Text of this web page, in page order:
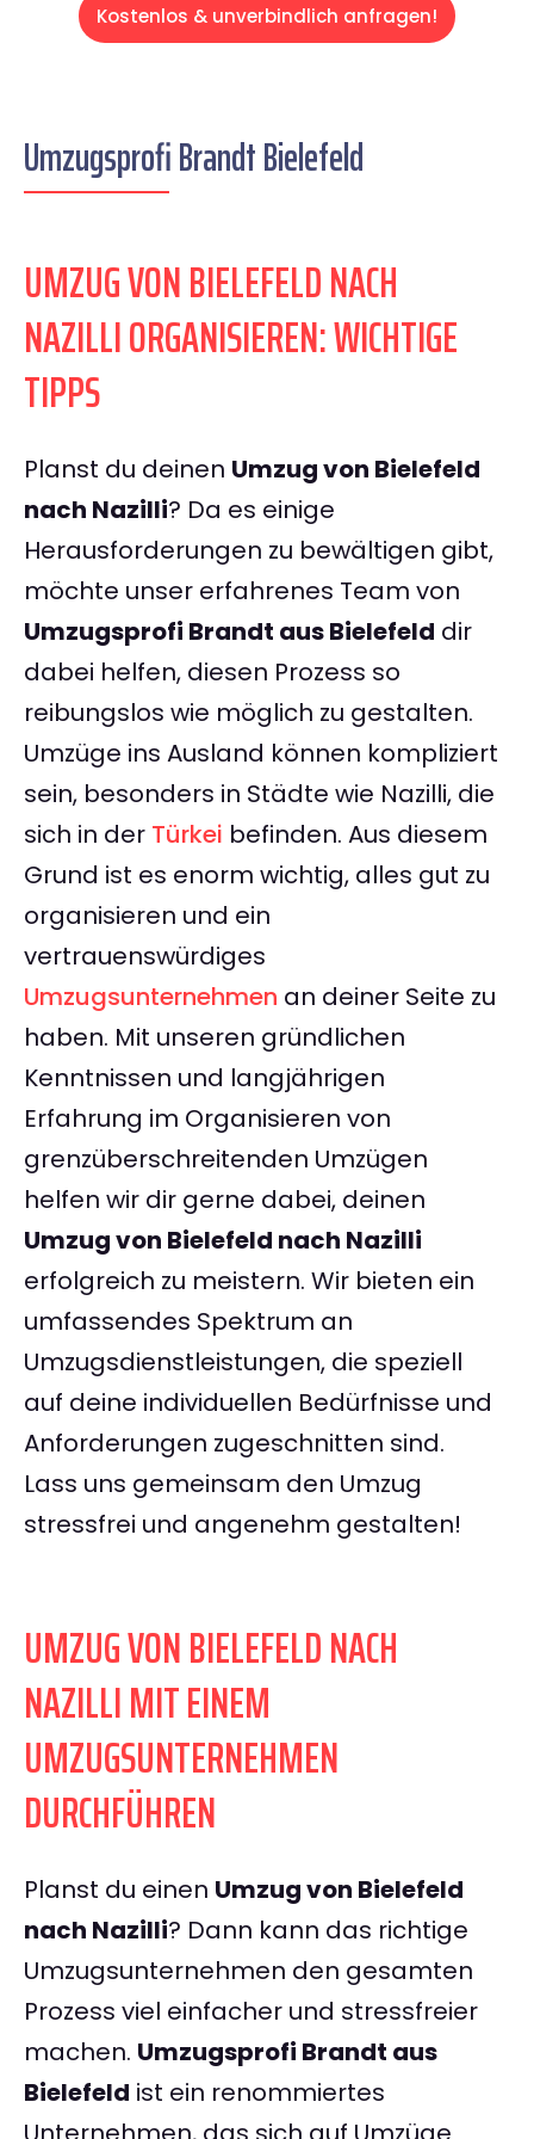
Kostenlos & unverbindlich anfragen!
Umzugsprofi Brandt Bielefeld
UMZUG VON BIELEFELD NACH
NAZILLI ORGANISIEREN: WICHTIGE
TIPPS
Planst du deinen Umzug von Bielefeld
nach Nazilli? Da es einige
Herausforderungen zu bewältigen gibt,
möchte unser erfahrenes Team von
Umzugsprofi Brandt aus Bielefeld dir
dabei helfen, diesen Prozess so
reibungslos wie möglich zu gestalten.
Umzüge ins Ausland können kompliziert
sein, besonders in Städte wie Nazilli, die
sich in der Türkei befinden. Aus diesem
Grund ist es enorm wichtig, alles gut zu
organisieren und ein
vertrauenswürdiges
Umzugsunternehmen an deiner Seite zu
haben. Mit unseren gründlichen
Kenntnissen und langjährigen
Erfahrung im Organisieren von
grenzüberschreitenden Umzügen
helfen wir dir gerne dabei, deinen
Umzug von Bielefeld nach Nazilli
erfolgreich zu meistern. Wir bieten ein
umfassendes Spektrum an
Umzugsdienstleistungen, die speziell
auf deine individuellen Bedürfnisse und
Anforderungen zugeschnitten sind.
Lass uns gemeinsam den Umzug
stressfrei und angenehm gestalten!
UMZUG VON BIELEFELD NACH
NAZILLI MIT EINEM
UMZUGSUNTERNEHMEN
DURCHFÜHREN
Planst du einen Umzug von Bielefeld
nach Nazilli? Dann kann das richtige
Umzugsunternehmen den gesamten
Prozess viel einfacher und stressfreier
machen. Umzugsprofi Brandt aus
Bielefeld ist ein renommiertes